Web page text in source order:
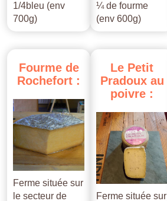
1/4bleu (env
700g)
¼ de fourme
(env 600g)
Fourme de
Rochefort :
Ferme située sur
le secteur de
Le Petit
Pradoux au
poivre :
Ferme située sur